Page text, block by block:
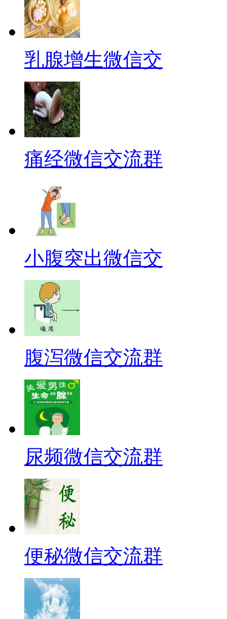
乳腺增生微信交
痛经微信交流群
小腹突出微信交
腹泻微信交流群
尿频微信交流群
便秘微信交流群